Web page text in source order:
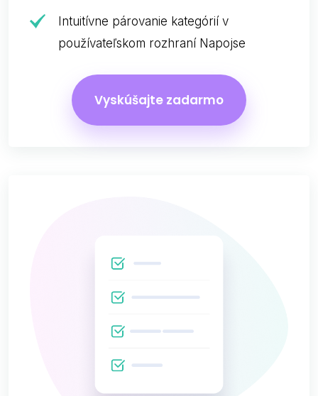
Intuitívne párovanie kategórií v
používateľskom rozhraní Napojse
Vyskúšajte zadarmo